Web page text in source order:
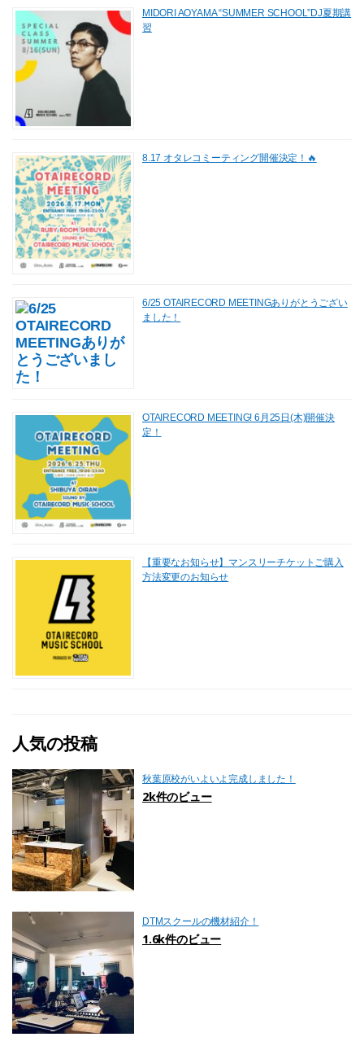
MIDORI AOYAMA “SUMMER SCHOOL”DJ夏期講
習
8.17 オタレコミーティング開催決定！🔥
6/25 OTAIRECORD MEETINGありがとうござい
ました！
OTAIRECORD MEETING! 6月25日(木)開催決
定！
【重要なお知らせ】マンスリーチケットご購入
方法変更のお知らせ
人気の投稿
秋葉原校がいよいよ完成しました！
2k件のビュー
DTMスクールの機材紹介！
1.6k件のビュー